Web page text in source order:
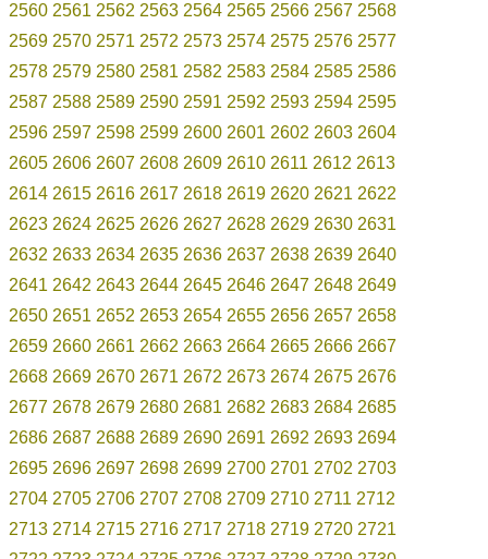
2560 2561 2562 2563 2564 2565 2566 2567 2568
2569 2570 2571 2572 2573 2574 2575 2576 2577
2578 2579 2580 2581 2582 2583 2584 2585 2586
2587 2588 2589 2590 2591 2592 2593 2594 2595
2596 2597 2598 2599 2600 2601 2602 2603 2604
2605 2606 2607 2608 2609 2610 2611 2612 2613
2614 2615 2616 2617 2618 2619 2620 2621 2622
2623 2624 2625 2626 2627 2628 2629 2630 2631
2632 2633 2634 2635 2636 2637 2638 2639 2640
2641 2642 2643 2644 2645 2646 2647 2648 2649
2650 2651 2652 2653 2654 2655 2656 2657 2658
2659 2660 2661 2662 2663 2664 2665 2666 2667
2668 2669 2670 2671 2672 2673 2674 2675 2676
2677 2678 2679 2680 2681 2682 2683 2684 2685
2686 2687 2688 2689 2690 2691 2692 2693 2694
2695 2696 2697 2698 2699 2700 2701 2702 2703
2704 2705 2706 2707 2708 2709 2710 2711 2712
2713 2714 2715 2716 2717 2718 2719 2720 2721